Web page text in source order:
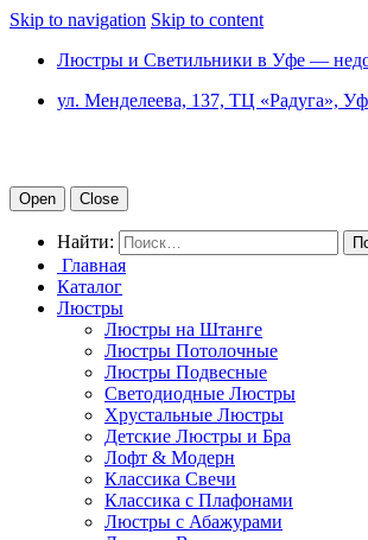
Skip to navigation Skip to content
Люстры и Светильники в Уфе —
ул. Менделеева, 137, ТЦ «Радуга»,
Open Close
Найти:
Главная
Каталог
Люстры
Люстры на Штанге
Люстры Потолочные
Люстры Подвесные
Светодиодные Люстры
Хрустальные Люстры
Детские Люстры и Бра
Лофт & Модерн
Классика Свечи
Классика с Плафонами
Люстры с Абажурами